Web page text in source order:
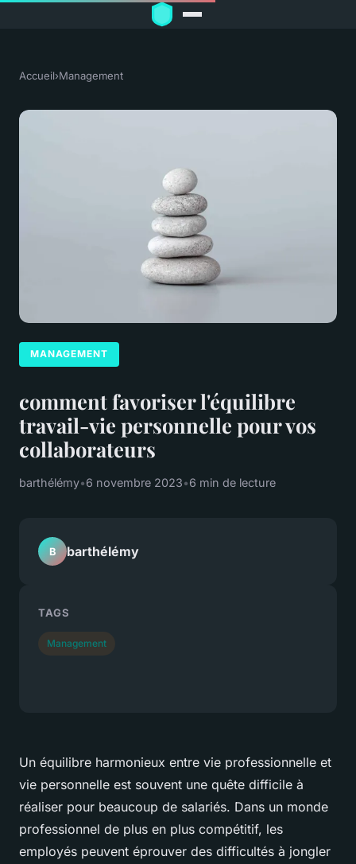
Accueil›Management
MANAGEMENT
comment favoriser l'équilibre
travail-vie personnelle pour vos
collaborateurs
barthélémy•6 novembre 2023•6 min de lecture
Un équilibre harmonieux entre vie professionnelle et
vie personnelle est souvent une quête difficile à
réaliser pour beaucoup de salariés. Dans un monde
professionnel de plus en plus compétitif, les
employés peuvent éprouver des difficultés à jongler
B barthélémy
TAGS
Management